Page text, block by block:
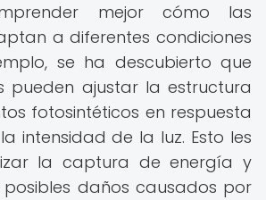
mejor cómo las
a diferentes condiciones
se ha descubierto que
pueden ajustar la estructura
fotosintéticos en respuesta
intensidad de la luz. Esto les
la captura de energía y
daños causados por